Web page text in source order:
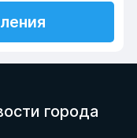
города